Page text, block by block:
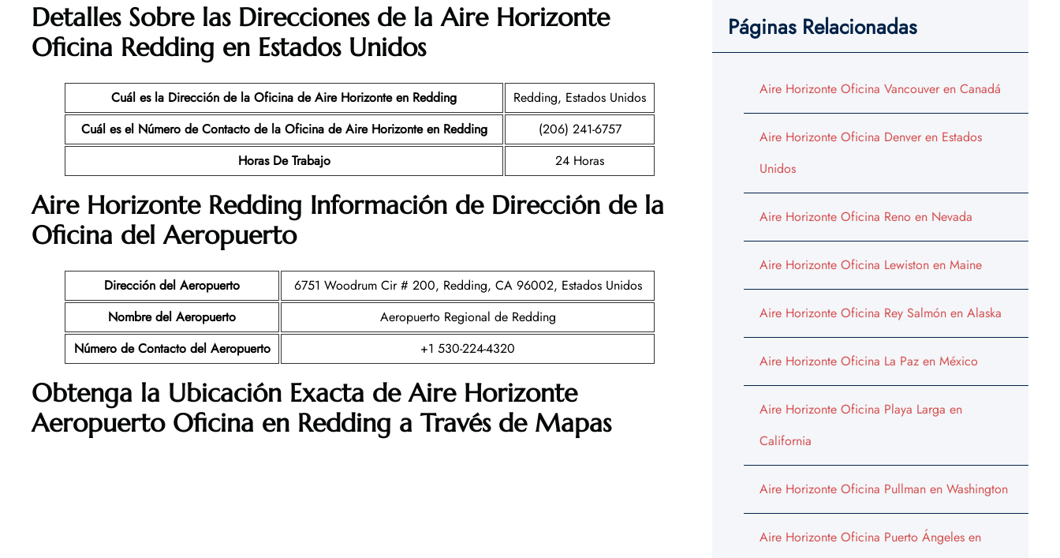
Detalles Sobre las Direcciones de laAire Horizonte
Oficina Redding en Estados Unidos
Cuál es la Dirección de la Oficina de Aire Horizonte en Redding
Redding, Estados Unidos
Cuál es el Número de Contacto de la Oficina de Aire Horizonte en Redding
(206) 241-6757
Horas De Trabajo
24 Horas
Aire Horizonte Redding Información de Dirección de la
Oficina del Aeropuerto
Dirección del Aeropuerto
6751 Woodrum Cir # 200, Redding, CA 96002, Estados Unidos
Nombre del Aeropuerto
Aeropuerto Regional de Redding
Número de Contacto del Aeropuerto
+1 530-224-4320
Obtenga la Ubicación Exacta de Aire Horizonte
Aeropuerto Oficina en Redding a Través de Mapas
Páginas Relacionadas
Aire Horizonte Oficina Vancouver en Canadá
Aire Horizonte Oficina Denver en Estados
Unidos
Aire Horizonte Oficina Reno en Nevada
Aire Horizonte Oficina Lewiston en Maine
Aire Horizonte Oficina Rey Salmón en Alaska
Aire Horizonte Oficina La Paz en México
Aire Horizonte Oficina Playa Larga en
California
Aire Horizonte Oficina Pullman en Washington
Aire Horizonte Oficina Puerto Ángeles en